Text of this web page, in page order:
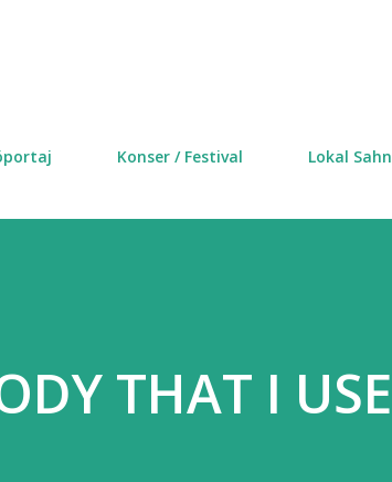
Konser / Festival Lokal
THAT I